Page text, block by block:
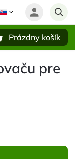
Prázdny košík
pre